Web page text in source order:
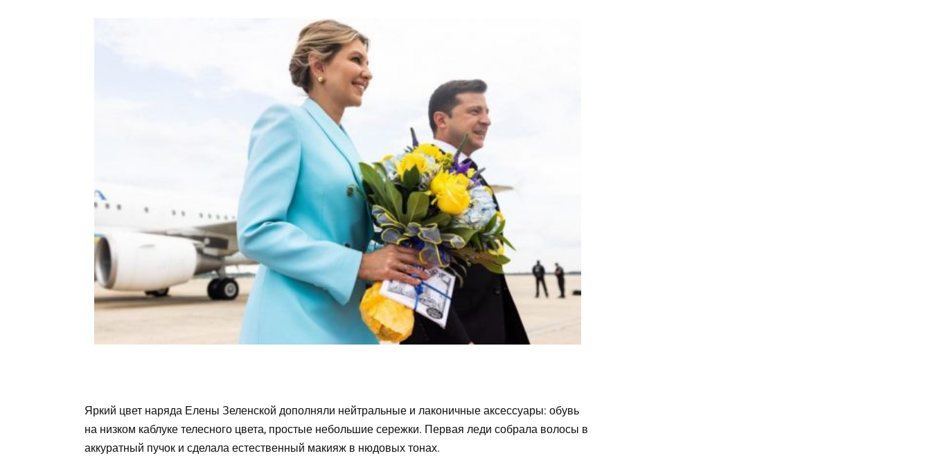
Яркий цвет наряда Елены Зеленской дополняли нейтральные и лаконичные аксессуары: обувь
на низком каблуке телесного цвета, простые небольшие сережки. Первая леди собрала волосы в
аккуратный пучок и сделала естественный макияж в нюдовых тонах.